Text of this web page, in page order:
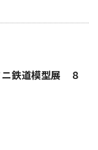
鉄道模型展 ８